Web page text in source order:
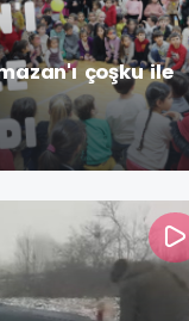
çoşku ile